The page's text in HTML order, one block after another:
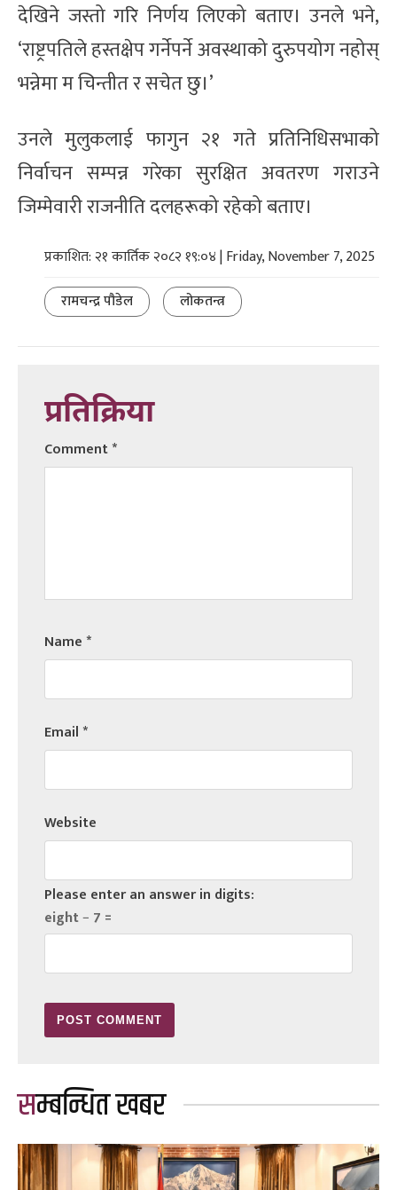
देखिने जस्तो गरि निर्णय लिएको बताए। उनले भने,
‘राष्ट्रपतिले हस्तक्षेप गर्नेपर्ने अवस्थाको दुरुपयोग नहोस्
भन्नेमा म चिन्तीत र सचेत छु।’
उनले मुलुकलाई फागुन २१ गते प्रतिनिधिसभाको
निर्वाचन सम्पन्न गरेका सुरक्षित अवतरण गराउने
जिम्मेवारी राजनीति दलहरूको रहेको बताए।
प्रकाशित: २१ कार्तिक २०८२ १९:०४ | Friday, November 7, 2025
रामचन्द्र पौडेल
लोकतन्त्र
प्रतिक्रिया
Comment*
Name*
Email*
Website
Please enter an answer in digits:
eight − 7 =
सम्बन्धित खबर